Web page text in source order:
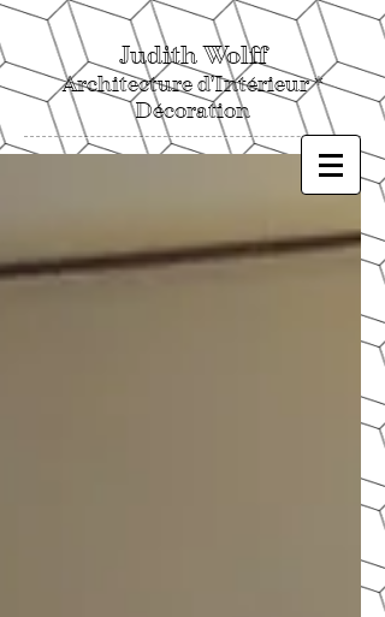
Judith Wolff
Architecture d'Intérieur *
Décoration